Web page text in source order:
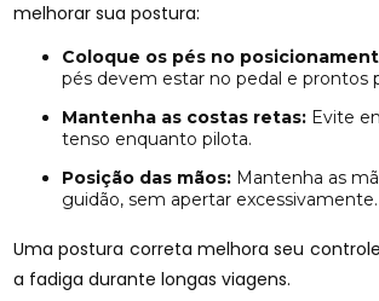
melhorar sua postura:
Coloque os pés no
pés devem estar no pedal e prontos
Mantenha as costas retas: Evite
tenso enquanto pilota.
Posição das mãos: Mantenha as
guidão, sem apertar excessivamente.
Uma postura correta melhora seu
a fadiga durante longas viagens.